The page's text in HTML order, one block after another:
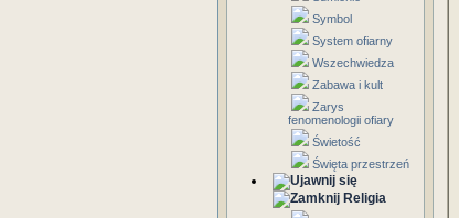
Symbol
System ofiarny
Wszechwiedza
Zabawa i kult
Zarys
fenomenologii ofiary
Świetość
Święta przestrzeń
Religia